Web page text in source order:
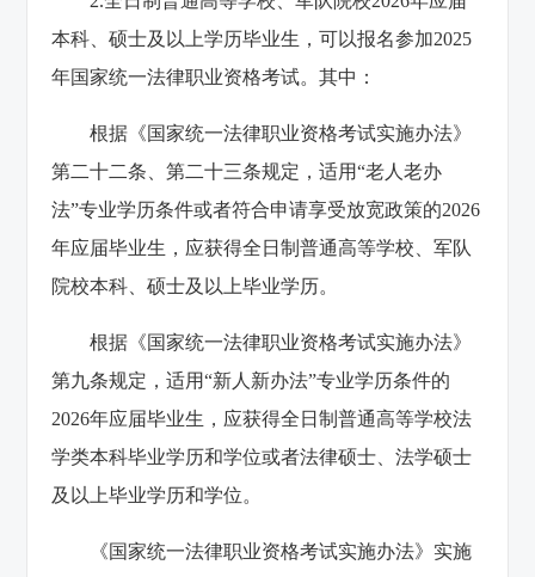
本科、硕士及以上学历毕业生，可以报名参加2025
年国家统一法律职业资格考试。其中：
根据《国家统一法律职业资格考试实施办法》
第二十二条、第二十三条规定，适用“老人老办
法”专业学历条件或者符合申请享受放宽政策的2026
年应届毕业生，应获得全日制普通高等学校、军队
院校本科、硕士及以上毕业学历。
根据《国家统一法律职业资格考试实施办法》
第九条规定，适用“新人新办法”专业学历条件的
2026年应届毕业生，应获得全日制普通高等学校法
学类本科毕业学历和学位或者法律硕士、法学硕士
及以上毕业学历和学位。
《国家统一法律职业资格考试实施办法》实施